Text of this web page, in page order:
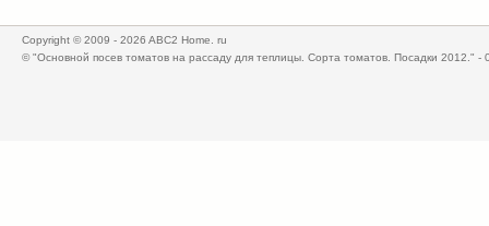
Copyright © 2009 - 2026 ABC2 Home. ru
© "Основной посев томатов на рассаду для теплицы. Сорта томатов. Посадки 2012."